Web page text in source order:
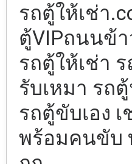
รถตู้ให้เช่า
ตู้VIPถนนข้
รถตู้ให้เช่า
รับเหมา รถ
รถตู้ขับเอง
พร้อมคนขับ